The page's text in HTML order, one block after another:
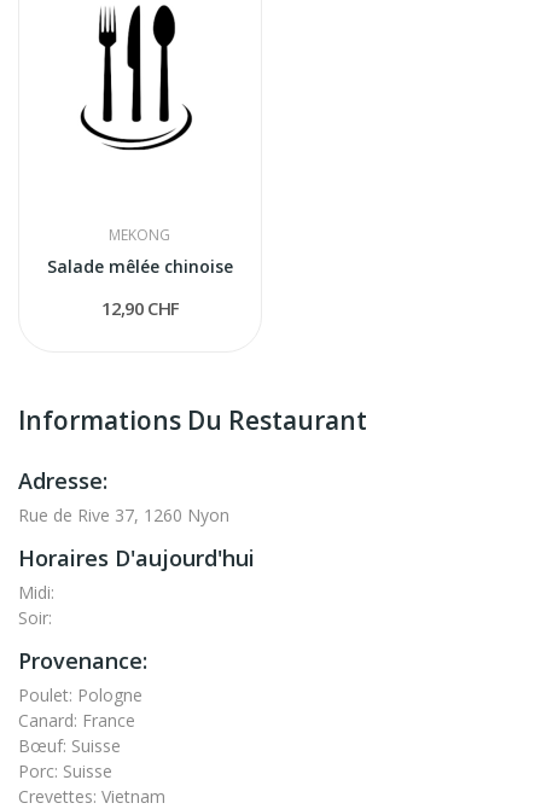
MEKONG
Salade mêlée chinoise
12,90 CHF
Informations Du Restaurant
Adresse:
Rue de Rive 37, 1260 Nyon
Horaires D'aujourd'hui
Midi:
Soir:
Provenance:
Poulet: Pologne
Canard: France
Bœuf: Suisse
Porc: Suisse
Crevettes: Vietnam